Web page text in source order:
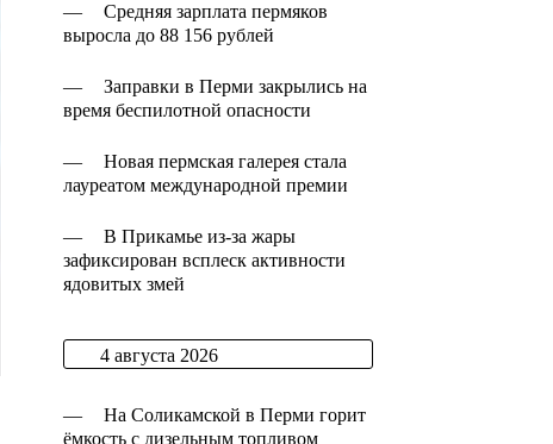
—
Средняя зарплата пермяков
выросла до 88 156 рублей
—
Заправки в Перми закрылись на
время беспилотной опасности
—
Новая пермская галерея стала
лауреатом международной премии
—
В Прикамье из-за жары
зафиксирован всплеск активности
ядовитых змей
4 августа 2026
—
На Соликамской в Перми горит
ёмкость с дизельным топливом